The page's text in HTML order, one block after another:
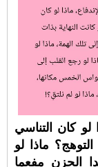
لو كان التناسي
ماذا لو
الحزن مفعما